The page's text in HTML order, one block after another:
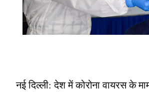
नई दिल्ली: देश में कोरोना वायरस के